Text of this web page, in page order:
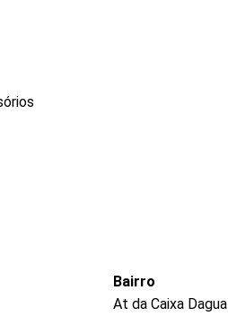
Bairro
At da Caixa Dagua